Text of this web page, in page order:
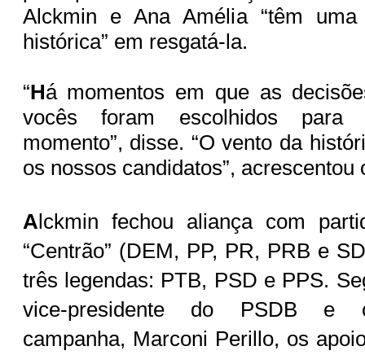
Alckmin e Ana Amélia “têm uma
histórica” em resgatá-la.
“Há momentos em que as
vocês foram escolhidos para
momento”, disse. “O vento da
os nossos candidatos”,
Alckmin fechou aliança com
“Centrão” (DEM, PP, PR, PRB e
três legendas: PTB, PSD e PPS.
vice-presidente do PSDB e
campanha, Marconi Perillo, os